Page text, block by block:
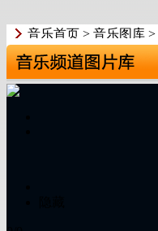
音乐首页 > 音乐图库 >